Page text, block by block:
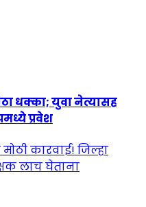
धक्का; युवा नेत्यासह
प्रवेश